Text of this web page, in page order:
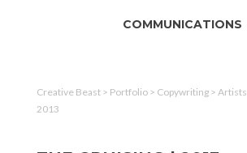
COMMUNICATIONS
Creative Beast > Portfolio > Copywriting > Artists
2013